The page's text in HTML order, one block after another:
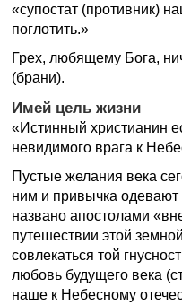
«супостат (противник)
поглотить.»
Грех, любящему Бога,
(брани).
Имей цель жизни
«Истинный христианин
невидимого врага к
Пустые желания века
ним и привычка одевают
названо апостолами
путешествии этой
совлекаться той
любовь будущего века
наше к Небесному